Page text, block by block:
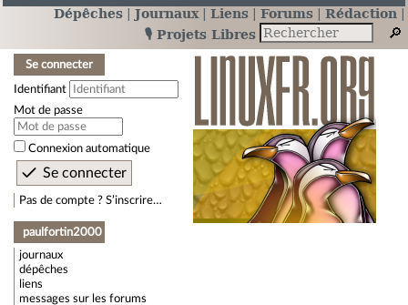
Dépêches Journaux Liens Forums
Rédaction
🎙️ Projets Libres
Se connecter
Identifiant
Mot de passe
Connexion automatique
Pas de compte ? S’inscrire…
paulfortin2000
journaux
dépêches
liens
messages sur les forums